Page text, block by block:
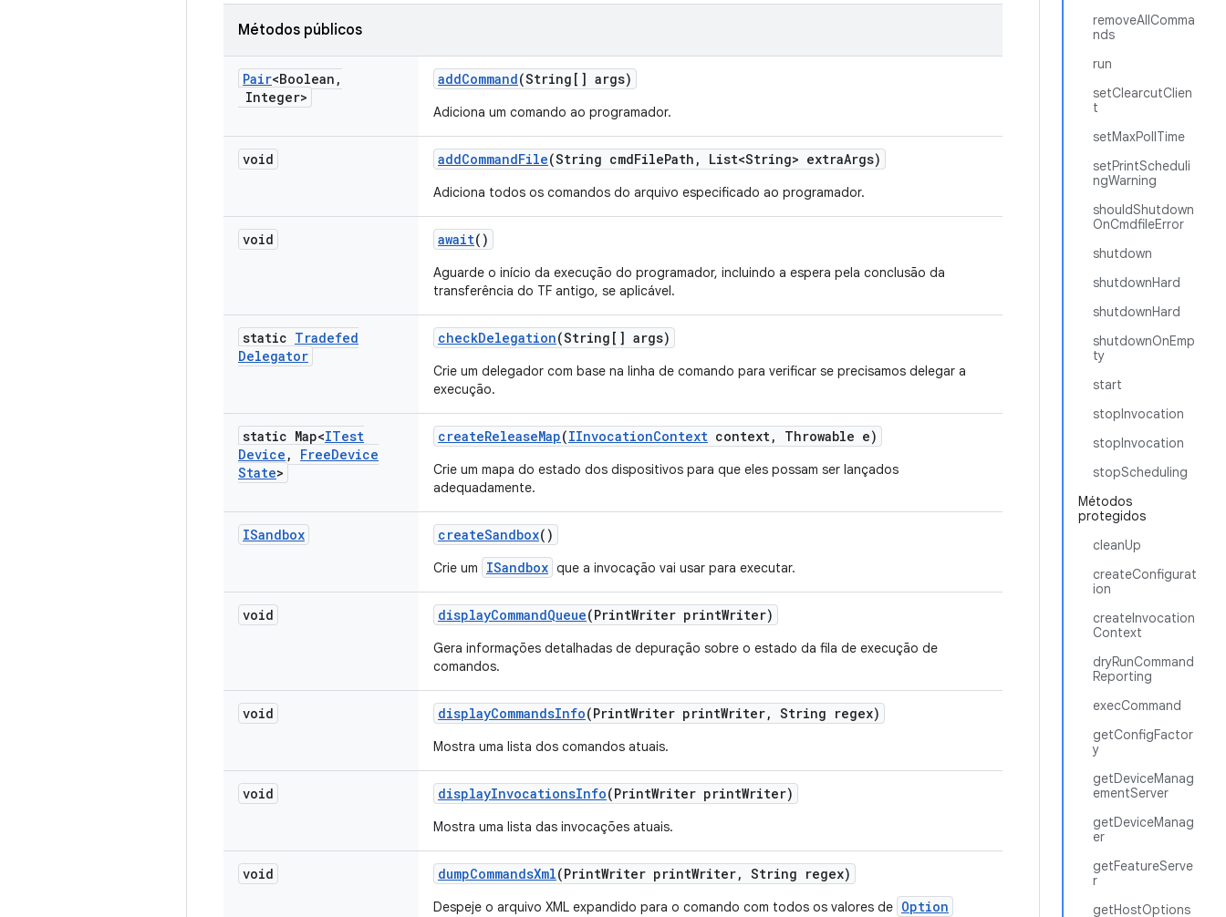
removeAllComma
nds
run
setClearcutClien
t
setMaxPollTime
setPrintScheduli
ngWarning
shouldShutdown
OnCmdfileError
shutdown
shutdownHard
shutdownHard
shutdownOnEmp
ty
start
stopInvocation
stopInvocation
stopScheduling
Métodos
protegidos
cleanUp
createConfigurat
ion
createInvocation
Context
dryRunCommand
Reporting
execCommand
getConfigFactor
y
getDeviceManag
ementServer
getDeviceManag
er
getFeatureServe
r
getHostOptions
Métodos públicos
Pair<Boolean ,
Integer>
addCommand(String[] args)
Adiciona um comando ao programador.
void addCommandFile(String cmdFilePath , List<String> extraArgs)
Adiciona todos os comandos do arquivo especificado ao programador.
void await()
Aguarde o início da execução do programador, incluindo a espera pela conclusão da
transferência do TF antigo, se aplicável.
static Tradefed
Delegator
checkDelegation(String[] args)
Crie um delegador com base na linha de comando para verificar se precisamos delegar a
execução.
static Map<ITest
Device , FreeDevice
State>
createReleaseMap(IInvocationContext context, Throwable e)
Crie um mapa do estado dos dispositivos para que eles possam ser lançados
adequadamente.
ISandbox createSandbox()
Crie um ISandbox que a invocação vai usar para executar.
void displayCommandQueue(PrintWriter printWriter)
Gera informações detalhadas de depuração sobre o estado da fila de execução de
comandos.
void displayCommandsInfo(PrintWriter printWriter, String regex)
Mostra uma lista dos comandos atuais.
void displayInvocationsInfo(PrintWriter printWriter)
Mostra uma lista das invocações atuais.
void dumpCommandsXml(PrintWriter printWriter, String regex)
Despeje o arquivo XML expandido para o comando com todos os valores de Option